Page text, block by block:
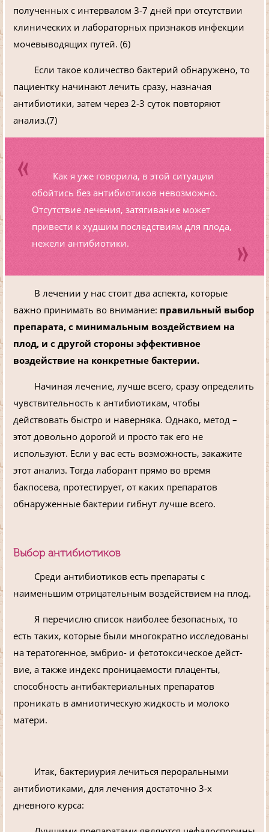
полученных с интервалом 3-7 дней при отсутствии
клинических и лабораторных призна­ков инфекции
мочевыводящих путей. (6)
Если такое количество бактерий обнаружено, то
пациентку начинают лечить сразу, назначая
антибиотики, затем через 2-3 суток повторяют
анализ.(7)
Как я уже говорила, в этой ситуации
обойтись без антибиотиков невозможно.
Отсутствие лечения, затягивание может
привести к худшим последствиям для плода,
нежели антибиотики.
В лечении у нас стоит два аспекта, которые
важно принимать во внимание: правильный выбор
препарата, с минимальным воздействием на
плод, и с другой стороны эффективное
воздействие на конкретные бактерии.
Начиная лечение, лучше всего, сразу определить
чувствительность к антибиотикам, чтобы
действовать быстро и наверняка. Однако, метод –
этот довольно дорогой и просто так его не
используют. Если у вас есть возможность, закажите
этот анализ. Тогда лаборант прямо во время
бакпосева, протестирует, от каких препаратов
обнаруженные бактерии гибнут лучше всего.
Выбор антибиотиков
Среди антибиотиков есть препараты с
наименьшим отрицательным воздействием на плод.
Я перечислю список наиболее безопасных, то
есть таких, которые были многократно исследованы
на тератогенное, эмбрио- и фетотоксическое дейст­
вие, а также индекс проницаемости плаценты,
способность антибактериальных препаратов
проникать в амниотическую жидкость и молоко
матери.
Итак, бактериурия лечиться пероральными
антибиотиками, для лечения достаточно 3-х
дневного курса: